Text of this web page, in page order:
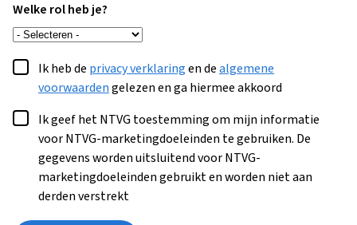
Welke rol heb je?
Ik heb de privacy verklaringen dealgemene
voorwaardengelezen en ga hiermee akkoord
Ik geef het NTVG toestemming om mijn informatie
voor NTVG-marketingdoeleinden te gebruiken. De
gegevens worden uitsluitend voor NTVG-
marketingdoeleinden gebruikt en worden niet aan
derden verstrekt